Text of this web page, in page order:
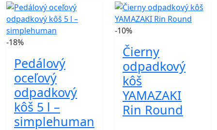
-18%
Pedálový
oceľový
odpadkový
kôš 5 l –
simplehuman
-10%
Čierny
odpadkový
kôš
YAMAZAKI
Rin Round